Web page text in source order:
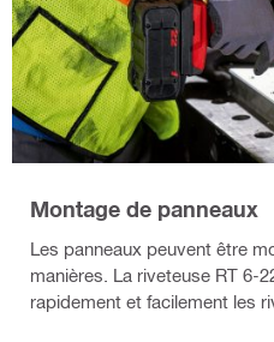
Montage de panneaux
Les panneaux peuvent être
manières. La riveteuse RT 6-
rapidement et facilement les